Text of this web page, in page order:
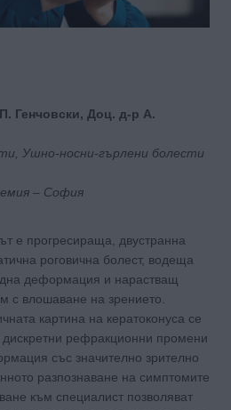
Генчовски, Доц. д-р А.
Ушно-носни-гърлени болести
– София
е прогресираща, двустранна
роговична болест, водеща
деформация и нарастващ
с влошаване на зрението.
картина на кератоконуса се
дискретни рефракционни промени
със значително зрително
разпознаване на симптомите
към специалист позволяват